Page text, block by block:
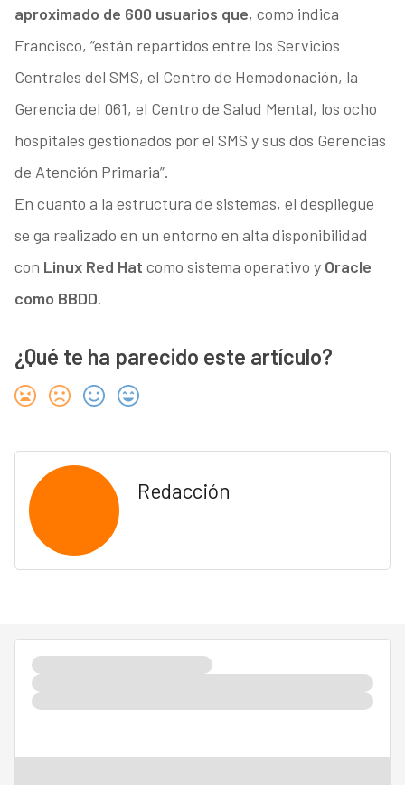
aproximado de 600 usuarios que, como indica
Francisco, “están repartidos entre los Servicios
Centrales del SMS, el Centro de Hemodonación, la
Gerencia del 061, el Centro de Salud Mental, los ocho
hospitales gestionados por el SMS y sus dos Gerencias
de Atención Primaria”.
En cuanto a la estructura de sistemas, el despliegue
se ga realizado en un entorno en alta disponibilidad
con Linux Red Hat como sistema operativo y Oracle
como BBDD.
¿Qué te ha parecido este artículo?
Redacción